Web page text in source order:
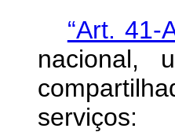
“Art. 41-
nacional,
serviços: